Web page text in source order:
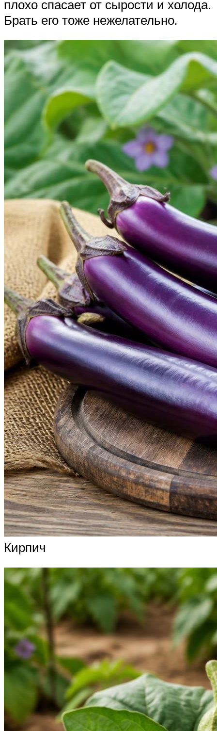
плохо спасает от сырости и холода.
Брать его тоже нежелательно.
Кирпич